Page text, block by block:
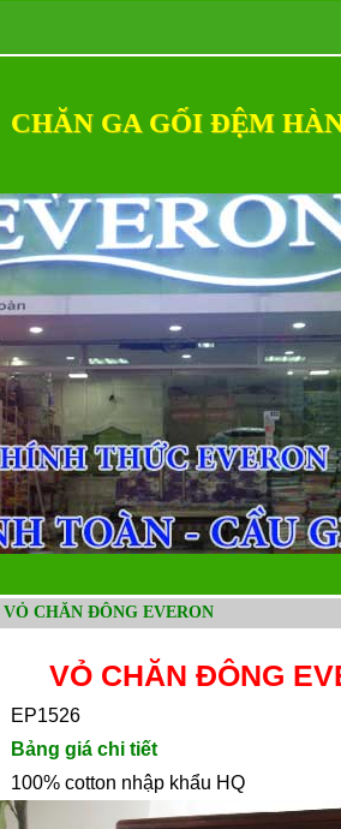
CHĂN GA GỐI ĐỆM
VỎ CHĂN ĐÔNG EVERON
VỎ CHĂN ĐÔNG
EP1526
Bảng giá chi tiết
100% cotton nhập khẩu HQ